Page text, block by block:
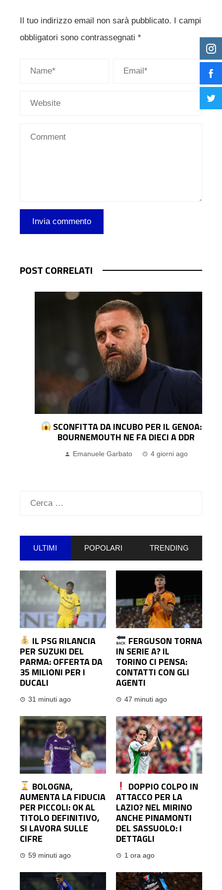
Il tuo indirizzo email non sarà pubblicato.
I campi
obbligatori sono contrassegnati *
POST CORRELATI
SCONFITTA DA INCUBO PER IL GENOA: IL
BOURNEMOUTH NE FA DIECI A DDR
Emanuele Garbato 4 giorni ago
Ricerca
ULTIMI POPOLARI TRENDING
IL PSG RILANCIA
PER SUZUKI DEL
PARMA: OFFERTA DA
35 MILIONI PER I
DUCALI
31 minuti ago
FERGUSON TORNA
IN SERIE A? IL
TORINO CI PENSA:
CONTATTI CON GLI
AGENTI
47 minuti ago
BOLOGNA,
AUMENTA LA FIDUCIA
PER PICCOLI: OK AL
TITOLO DEFINITIVO,
SI LAVORA SULLE
CIFRE
59 minuti ago
DOPPIO COLPO IN
ATTACCO PER LA
LAZIO? NEL MIRINO
ANCHE PINAMONTI
DEL SASSUOLO: I
DETTAGLI
1 ora ago